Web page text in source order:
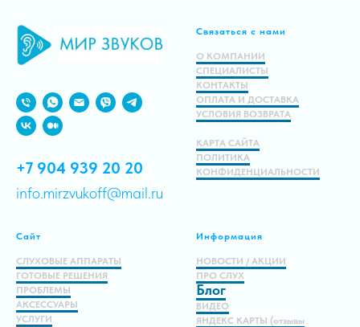
В корзину
+7 904 939 20 20
info.mirzvukoff@mail.ru
Связаться с нами
О КОМПАНИИ
СПЕЦИАЛИСТЫ
КОНТАКТЫ
ОПЛАТА И ДОСТАВКА
УСЛОВИЯ ВОЗВРАТА
КАРТА САЙТА
ПОЛИТИКА
КОНФИДЕНЦИАЛЬНОСТИ
Сайт
СЛУХОВЫЕ АППАРАТЫ
ГОТОВЫЕ РЕШЕНИЯ
ПРОБЛЕМЫ
АКСЕССУАРЫ
УСЛУГИ
Информация
НОВОСТИ / АКЦИИ
ПРО СЛУХ
Блог
ВИДЕО
ЯНДЕКС КАРТЫ (отзывы